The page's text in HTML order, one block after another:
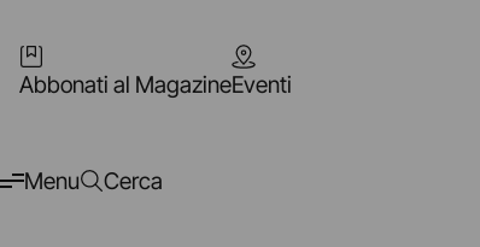
Abbonati al MagazineEventi
Menu Cerca